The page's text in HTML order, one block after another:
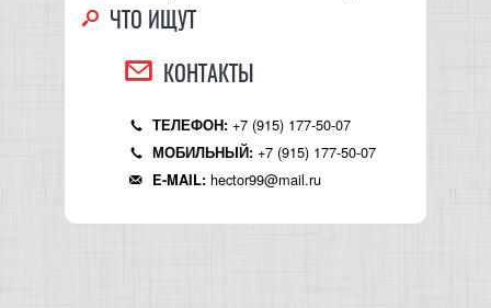
ЧТО ИЩУТ
КОНТАКТЫ
ТЕЛЕФОН: +7 (915) 177-50-07
МОБИЛЬНЫЙ: +7 (915) 177-50-07
E-MAIL: hector99@mail.ru